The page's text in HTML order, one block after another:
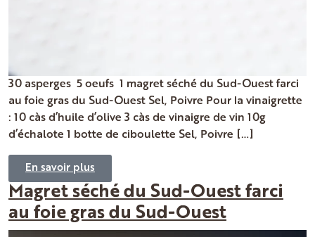
30 asperges 5 oeufs 1 magret séché du Sud-Ouest farci
au foie gras du Sud-Ouest Sel, Poivre Pour la vinaigrette
: 10 càs d’huile d’olive 3 càs de vinaigre de vin 10g
d’échalote 1 botte de ciboulette Sel, Poivre […]
En savoir plus
Magret séché du Sud-Ouest farci
au foie gras du Sud-Ouest